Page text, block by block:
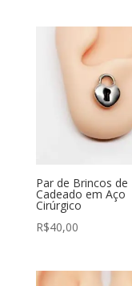
Par de Brincos de
Cadeado em Aço
Cirúrgico
R$40,00